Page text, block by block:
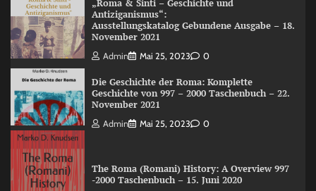
„Roma & Sinti – Geschichte und
Antiziganismus“:
Ausstellungskatalog Gebundene Ausgabe – 18.
November 2021
Admin Mai 25, 2023 0
Die Geschichte der Roma: Komplette
Geschichte von 997 – 2000 Taschenbuch – 22.
November 2021
Admin Mai 25, 2023 0
The Roma (Romani) History: A Overview 997
-2000 Taschenbuch – 15. Juni 2020